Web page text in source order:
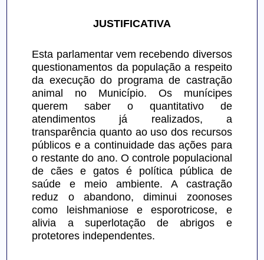
JUSTIFICATIVA
Esta parlamentar vem recebendo diversos
questionamentos da população a respeito
da execução do programa de castração
animal no Município. Os munícipes
querem saber o quantitativo de
atendimentos já realizados, a
transparência quanto ao uso dos recursos
públicos e a continuidade das ações para
o restante do ano. O controle populacional
de cães e gatos é política pública de
saúde e meio ambiente. A castração
reduz o abandono, diminui zoonoses
como leishmaniose e esporotricose, e
alivia a superlotação de abrigos e
protetores independentes.